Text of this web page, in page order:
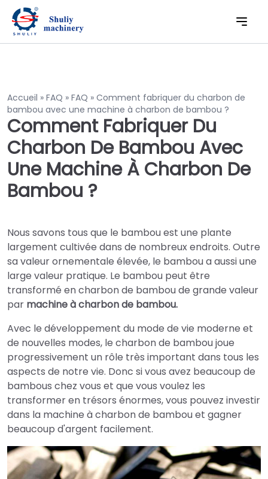
Accueil » FAQ » FAQ » Comment fabriquer du charbon de
bambou avec une machine à charbon de bambou ?
Comment Fabriquer Du
Charbon De Bambou Avec
Une Machine À Charbon De
Bambou ?
Nous savons tous que le bambou est une plante
largement cultivée dans de nombreux endroits. Outre
sa valeur ornementale élevée, le bambou a aussi une
large valeur pratique. Le bambou peut être
transformé en charbon de bambou de grande valeur
par machine à charbon de bambou.
Avec le développement du mode de vie moderne et
de nouvelles modes, le charbon de bambou joue
progressivement un rôle très important dans tous les
aspects de notre vie. Donc si vous avez beaucoup de
bambous chez vous et que vous voulez les
transformer en trésors énormes, vous pouvez investir
dans la machine à charbon de bambou et gagner
beaucoup d'argent facilement.